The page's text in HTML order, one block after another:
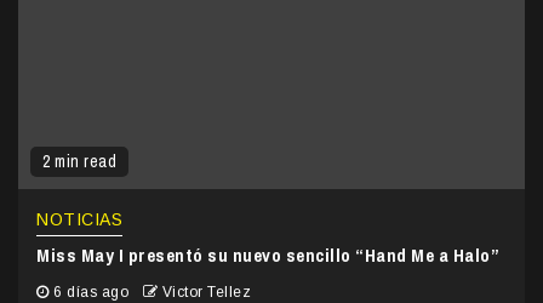
2 min read
NOTICIAS
Miss May I presentó su nuevo sencillo “Hand Me a Halo”
6 días ago Victor Tellez